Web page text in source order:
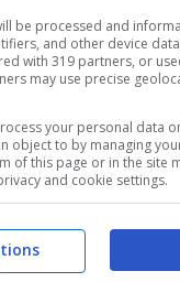
be processed and
and other device
with 319 partners, or
may use precise
your personal data
object to by managing
of this page or in the site
and cookie settings.